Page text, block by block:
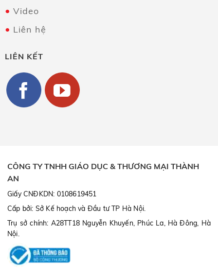
Video
Liên hệ
LIÊN KẾT
CÔNG TY TNHH GIÁO DỤC & THƯƠNG MẠI THÀNH
AN
Giấy CNĐKDN: 0108619451
Cấp bởi: Sở Kế hoạch và Đầu tư TP Hà Nội.
Trụ sở chính: A28TT18 Nguyễn Khuyến, Phúc La, Hà Đông, Hà
Nội.